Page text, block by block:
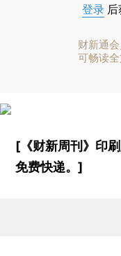
登录
财新通会
可畅读全
[《财新周刊》印刷
免费快递。]